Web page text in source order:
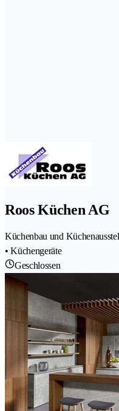
Roos Küchen AG
Küchenbau und
• Küchengeräte
Geschlossen